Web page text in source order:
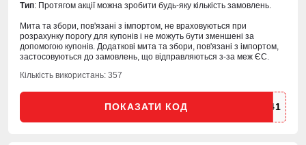
Тип: Протягом акції можна зробити будь-яку кількість замовлень.
Мита та збори, пов'язані з імпортом, не враховуються при
розрахунку порогу для купонів і не можуть бути зменшені за
допомогою купонів. Додаткові мита та збори, пов'язані з імпортом,
застосовуються до замовлень, що відправляються з-за меж ЄС.
Кількість використань: 357
ПОКАЗАТИ КОД